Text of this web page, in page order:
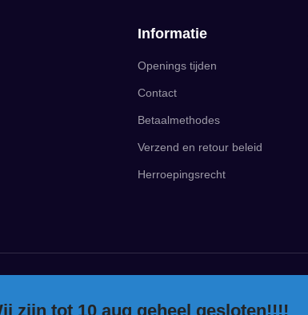
Informatie
Openings tijden
Contact
Betaalmethodes
Verzend en retour beleid
Herroepingsrecht
zijn tot 10 aug geheel gesloten!!!!